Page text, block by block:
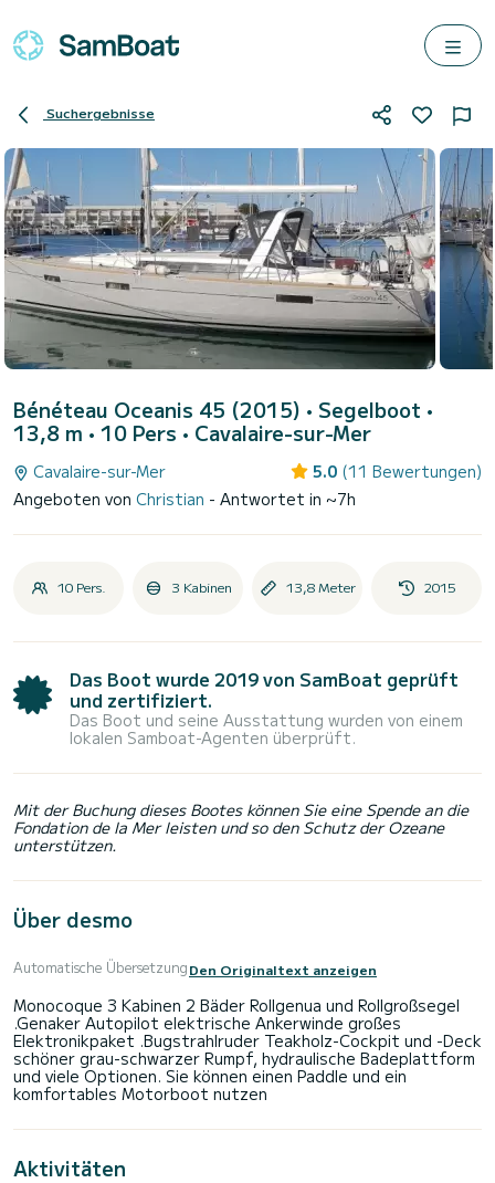
Suchergebnisse
Bénéteau Oceanis 45 (2015) • Segelboot •
13,8 m • 10 Pers • Cavalaire-sur-Mer
Cavalaire-sur-Mer 5.0 (11 Bewertungen)
Angeboten von Christian - Antwortet in ~7h
10 Pers. 3 Kabinen 13,8 Meter 2015
Das Boot wurde 2019 von SamBoat geprüft
und zertifiziert.
Das Boot und seine Ausstattung wurden von einem
lokalen Samboat-Agenten überprüft.
Mit der Buchung dieses Bootes können Sie eine Spende an die
Fondation de la Mer leisten und so den Schutz der Ozeane
unterstützen.
Über desmo
Automatische ÜbersetzungDen Originaltext anzeigen
Monocoque 3 Kabinen 2 Bäder Rollgenua und Rollgroßsegel
.Genaker Autopilot elektrische Ankerwinde großes
Elektronikpaket .Bugstrahlruder Teakholz-Cockpit und -Deck
schöner grau-schwarzer Rumpf, hydraulische Badeplattform
und viele Optionen. Sie können einen Paddle und ein
Aktivitäten